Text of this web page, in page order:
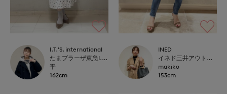
I.T.'S. international
たまプラーザ東急I.T.'S.international
平
162cm
INED
イネド三井アウトレットパーク多摩南大沢店
makiko
153cm